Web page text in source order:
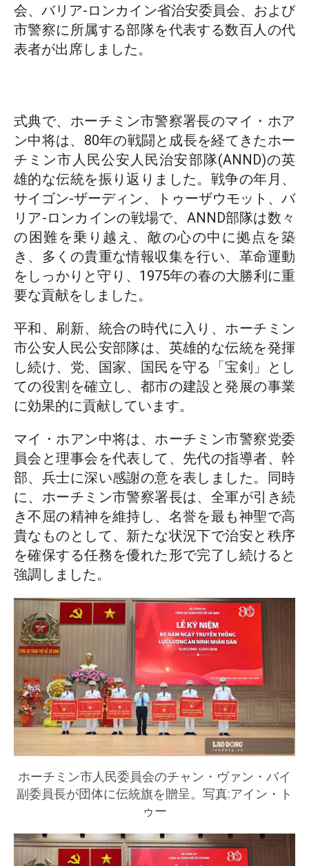
会、バリア-ロンカイン省治安委員会、および
市警察に所属する部隊を代表する数百人の代
表者が出席しました。
式典で、ホーチミン市警察署長のマイ・ホア
ン中将は、80年の戦闘と成長を経てきたホー
チミン市人民公安人民治安部隊(ANND)の英
雄的な伝統を振り返りました。戦争の年月、
サイゴン-ザーディン、トゥーザウモット、バ
リア-ロンカインの戦場で、ANND部隊は数々
の困難を乗り越え、敵の心の中に拠点を築
き、多くの貴重な情報収集を行い、革命運動
をしっかりと守り、1975年の春の大勝利に重
要な貢献をしました。
平和、刷新、統合の時代に入り、ホーチミン
市公安人民公安部隊は、英雄的な伝統を発揮
し続け、党、国家、国民を守る「宝剣」とし
ての役割を確立し、都市の建設と発展の事業
に効果的に貢献しています。
マイ・ホアン中将は、ホーチミン市警察党委
員会と理事会を代表して、先代の指導者、幹
部、兵士に深い感謝の意を表しました。同時
に、ホーチミン市警察署長は、全軍が引き続
き不屈の精神を維持し、名誉を最も神聖で高
貴なものとして、新たな状況下で治安と秩序
を確保する任務を優れた形で完了し続けると
強調しました。
ホーチミン市人民委員会のチャン・ヴァン・バイ
副委員長が団体に伝統旗を贈呈。写真:アイン・ト
ゥー